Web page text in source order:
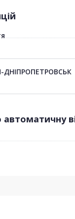
ДНІПРОПЕТРОВСЬК
автоматичну